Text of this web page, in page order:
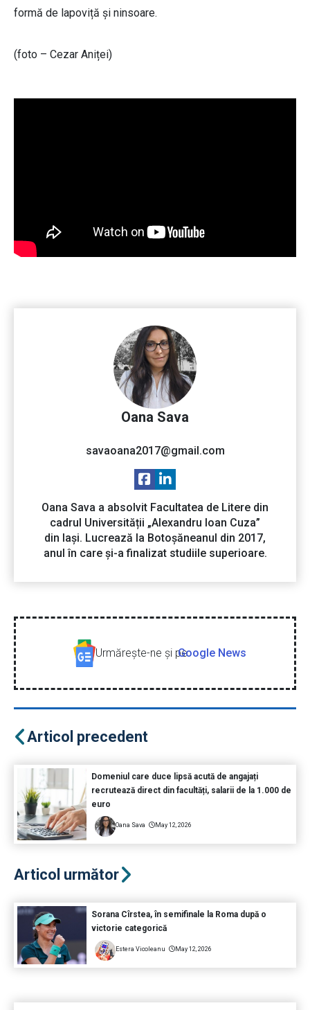
formă de lapoviță și ninsoare.
(foto – Cezar Aniței)
Oana Sava
savaoana2017@gmail.com
Oana Sava a absolvit Facultatea de Litere din
cadrul Universității „Alexandru Ioan Cuza”
din Iași. Lucrează la Botoșăneanul din 2017,
anul în care și-a finalizat studiile superioare.
Urmăreşte-ne şi peGoogle News
Articol precedent
Domeniul care duce lipsă acută de angajați
recrutează direct din facultăți, salarii de la 1.000 de
euro
Oana Sava May 12, 2026
Articol următor
Sorana Cîrstea, în semifinale la Roma după o
victorie categorică
Estera Vicoleanu May 12, 2026